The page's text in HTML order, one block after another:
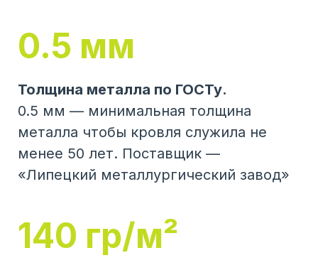
0.5 мм
Толщина металла по ГОСТу.
0.5 мм — минимальная толщина
металла чтобы кровля служила не
менее 50 лет. Поставщик —
«Липецкий металлургический завод»
140 гр/м²